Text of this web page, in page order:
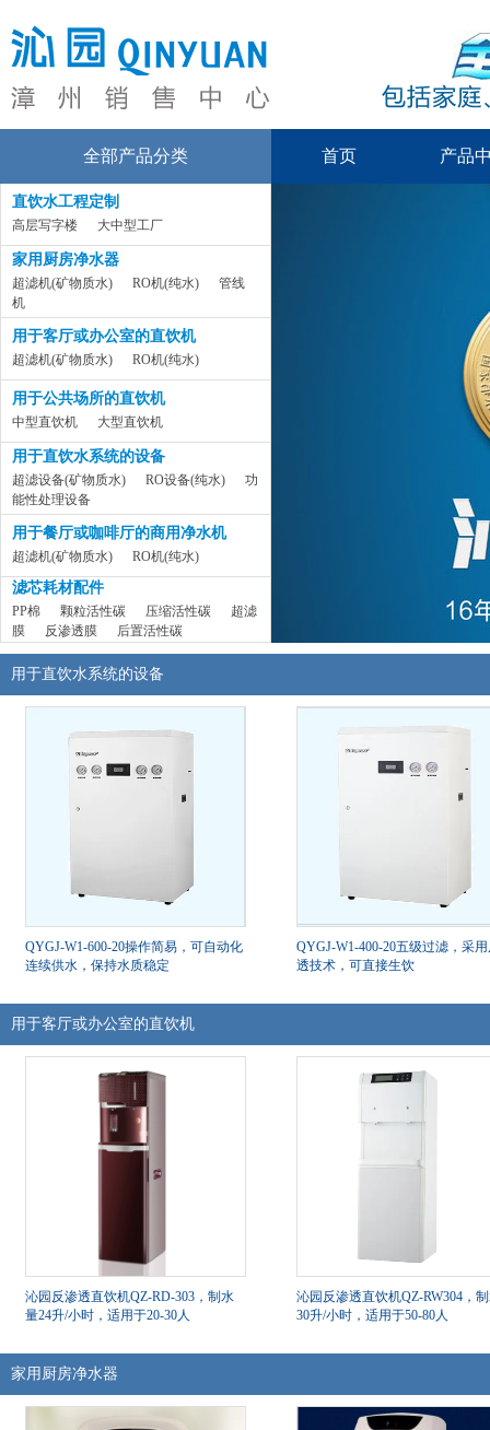
全部产品分类 首页 产品
直饮水工程定制
高层写字楼 大中型工厂
家用厨房净水器
超滤机(矿物质水) RO机(纯水)
管线
机
用于客厅或办公室的直饮机
超滤机(矿物质水) RO机(纯水)
用于公共场所的直饮机
中型直饮机 大型直饮机
用于直饮水系统的设备
超滤设备(矿物质水) RO设备(纯水)
功
能性处理设备
用于餐厅或咖啡厅的商用净水机
超滤机(矿物质水) RO机(纯水)
滤芯耗材配件
PP棉 颗粒活性碳 压缩活性碳
超滤
膜
反渗透膜 后置活性碳
用于直饮水系统的设备
QYGJ-W1-600-20操作简易，可自动化
连续供水，保持水质稳定
QYGJ-W1-400-20五级过滤，采
透技术，可直接生饮
用于客厅或办公室的直饮机
沁园反渗透直饮机QZ-RD-303，制水
量24升/小时，适用于20-30人
沁园反渗透直饮机QZ-RW304，
30升/小时，适用于50-80人
家用厨房净水器